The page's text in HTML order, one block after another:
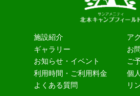
施設紹介
ギャラリー
お知らせ・イベント
利用時間・ご利用料金
よくある質問
ア
お
ご
個
リ